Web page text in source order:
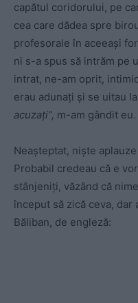
capătul coridorului, pe
cea care dădea spre
profesorale în aceeaşi
ni s-a spus să intrăm pe
intrat, ne-am oprit,
erau adunaţi şi se uitau
acuzaţi”, m-am gândit eu.
Neaşteptat, nişte
Probabil credeau că e
stânjeniţi, văzând că
început să zică ceva,
Băliban, de engleză: